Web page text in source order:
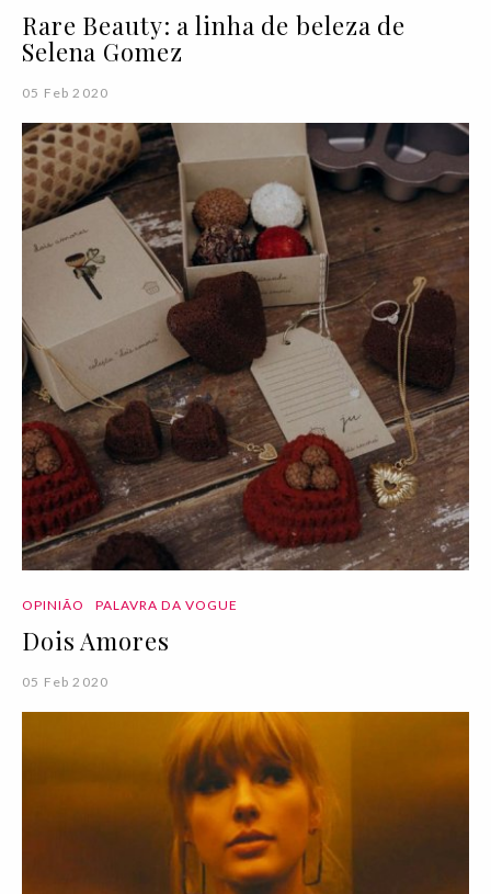
Rare Beauty: a linha de beleza de
Selena Gomez
05 Feb 2020
OPINIÃO PALAVRA DA VOGUE
Dois Amores
05 Feb 2020